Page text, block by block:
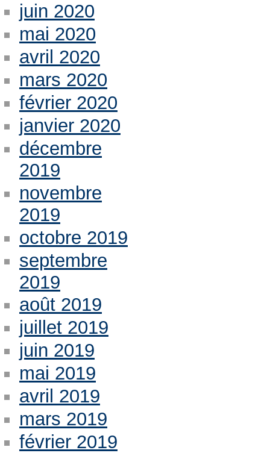
juin 2020
mai 2020
avril 2020
mars 2020
février 2020
janvier 2020
décembre
2019
novembre
2019
octobre 2019
septembre
2019
août 2019
juillet 2019
juin 2019
mai 2019
avril 2019
mars 2019
février 2019